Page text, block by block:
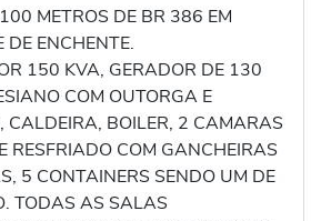
METROS DE BR 386 EM
DE ENCHENTE.
150 KVA, GERADOR DE 130
COM OUTORGA E
CALDEIRA, BOILER, 2 CAMARAS
RESFRIADO COM GANCHEIRAS
5 CONTAINERS SENDO UM DE
TODAS AS SALAS